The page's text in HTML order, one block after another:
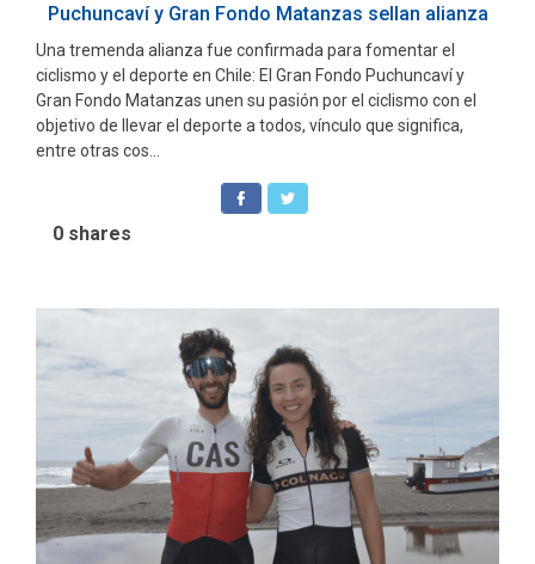
Puchuncaví y Gran Fondo Matanzas sellan alianza
Una tremenda alianza fue confirmada para fomentar el
ciclismo y el deporte en Chile: El Gran Fondo Puchuncaví y
Gran Fondo Matanzas unen su pasión por el ciclismo con el
objetivo de llevar el deporte a todos, vínculo que significa,
entre otras cos...
0 shares